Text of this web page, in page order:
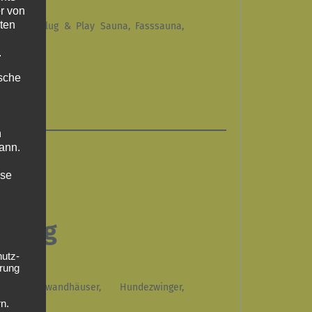
Plug & Play Sauna, Fasssauna,
Mittelwandhäuser, Hundezwinger,
von